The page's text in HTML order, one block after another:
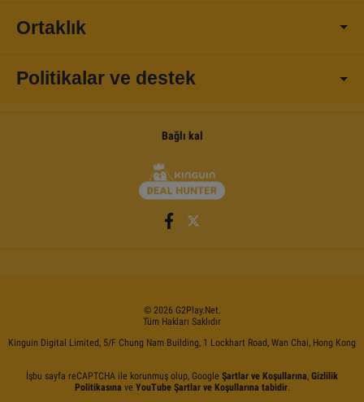
Ortaklık
Politikalar ve destek
Bağlı kal
© 2026 G2Play.net.
Tüm Hakları Saklıdır
Kinguin Digital Limited, 5/F Chung Nam Building, 1 Lockhart Road, Wan Chai, Hong Kong
İşbu sayfa reCAPTCHA ile korunmuş olup, Google Şartlar ve Koşullarına, Gizlilik
Politikasına ve YouTube Şartlar ve Koşullarına tabidir.